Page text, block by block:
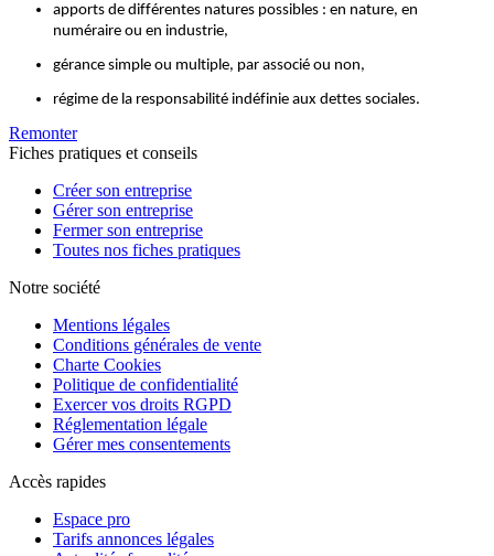
apports de différentes natures possibles : en nature, en
numéraire ou en industrie,
gérance simple ou multiple, par associé ou non,
régime de la responsabilité indéfinie aux dettes sociales.
Remonter
Fiches pratiques et conseils
Créer son entreprise
Gérer son entreprise
Fermer son entreprise
Toutes nos fiches pratiques
Notre société
Mentions légales
Conditions générales de vente
Charte Cookies
Politique de confidentialité
Exercer vos droits RGPD
Réglementation légale
Gérer mes consentements
Accès rapides
Espace pro
Tarifs annonces légales